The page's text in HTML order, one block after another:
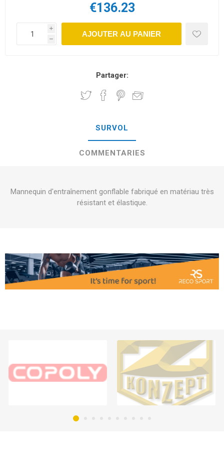
€136.23
i
h
AJOUTER AU PANIER
Partager:
SURVOL
COMMENTARIES
Mannequin d'entraînement gonflable fabriqué en matériau très
résistant et élastique.